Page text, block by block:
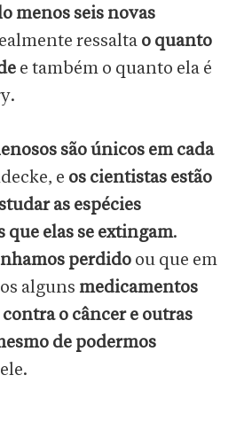
menos seis novas
ressalta o quanto
e também o quanto ela é
são únicos em cada
e os cientistas estão
as espécies
que elas se extingam.
perdido ou que em
alguns medicamentos
o câncer e outras
de podermos